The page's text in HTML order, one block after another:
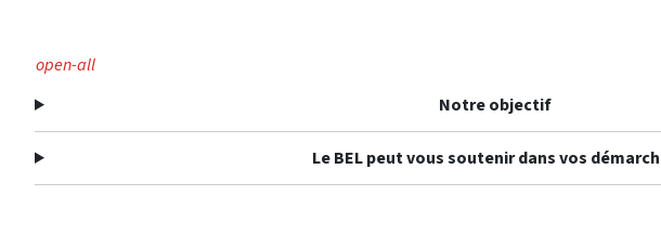
open-all
Notre objectif
Le BEL peut vous soutenir dans vos